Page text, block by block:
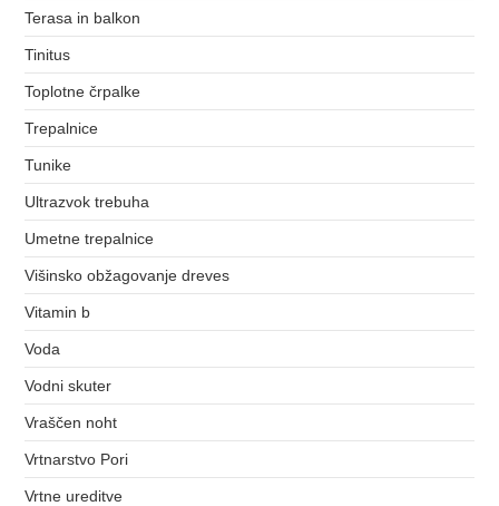
Terasa in balkon
Tinitus
Toplotne črpalke
Trepalnice
Tunike
Ultrazvok trebuha
Umetne trepalnice
Višinsko obžagovanje dreves
Vitamin b
Voda
Vodni skuter
Vraščen noht
Vrtnarstvo Pori
Vrtne ureditve